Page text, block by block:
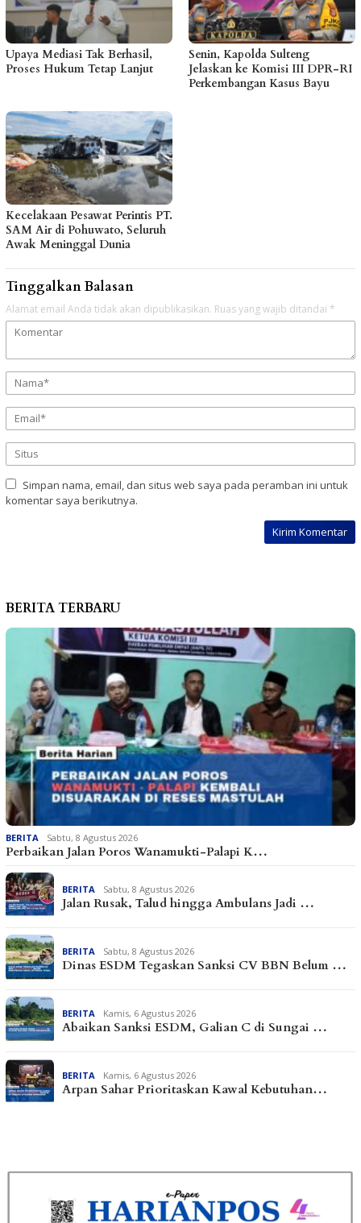
Upaya Mediasi Tak Berhasil,
Proses Hukum Tetap Lanjut
Senin, Kapolda Sulteng
Jelaskan ke Komisi III DPR-RI
Perkembangan Kasus Bayu
Kecelakaan Pesawat Perintis PT.
SAM Air di Pohuwato, Seluruh
Awak Meninggal Dunia
Tinggalkan Balasan
Alamat email Anda tidak akan dipublikasikan. Ruas yang wajib ditandai *
Simpan nama, email, dan situs web saya pada peramban ini untuk
komentar saya berikutnya.
BERITA TERBARU
BERITA Sabtu, 8 Agustus 2026
Perbaikan Jalan Poros Wanamukti-Palapi K…
BERITA Sabtu, 8 Agustus 2026
Jalan Rusak, Talud hingga Ambulans Jadi …
BERITA Sabtu, 8 Agustus 2026
Dinas ESDM Tegaskan Sanksi CV BBN Belum …
BERITA Kamis, 6 Agustus 2026
Abaikan Sanksi ESDM, Galian C di Sungai …
BERITA Kamis, 6 Agustus 2026
Arpan Sahar Prioritaskan Kawal Kebutuhan…